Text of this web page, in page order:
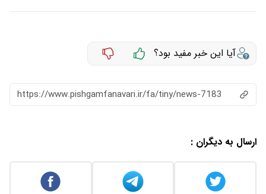
آیا این خبر مفید بود؟
https://www.pishgamfanavari.ir/fa/tiny/news-7183
ارسال به دیگران :